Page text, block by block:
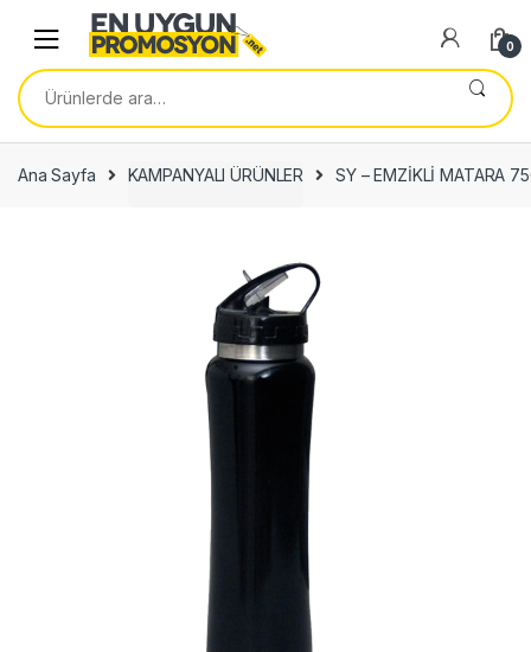
navigation
content
0
Ara:
Ana Sayfa KAMPANYALI ÜRÜNLER SY – EMZİKLİ MATARA